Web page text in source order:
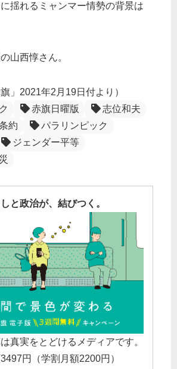
揺れるミャンマー情勢の背景は
山西惇さん。
」2021年2月19日付より）
赤旗日曜版
志位和夫
約
パラリンピック
ジェンダー平等
と政治が、結びつく。
真実をとどけるメディアです。
円（学割月額2200円）